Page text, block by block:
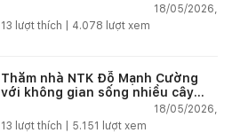
18/05/2026,
13 lượt thích | 4.078 lượt xem
Thăm nhà NTK Đỗ Mạnh Cường
với không gian sống nhiều cây
xanh giúp tái tạo năng lượng giữa
phố thị
18/05/2026,
13 lượt thích | 5.151 lượt xem